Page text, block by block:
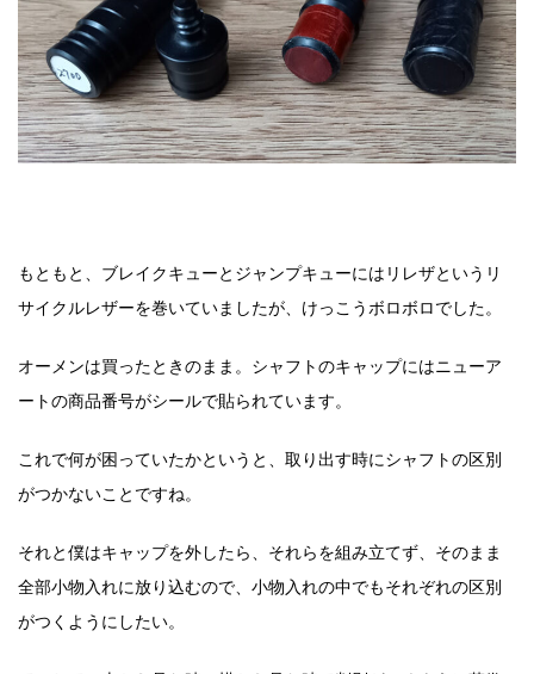
もともと、ブレイクキューとジャンプキューにはリレザというリ
サイクルレザーを巻いていましたが、けっこうボロボロでした。
オーメンは買ったときのまま。シャフトのキャップにはニューア
ートの商品番号がシールで貼られています。
これで何が困っていたかというと、取り出す時にシャフトの区別
がつかないことですね。
それと僕はキャップを外したら、それらを組み立てず、そのまま
全部小物入れに放り込むので、小物入れの中でもそれぞれの区別
がつくようにしたい。